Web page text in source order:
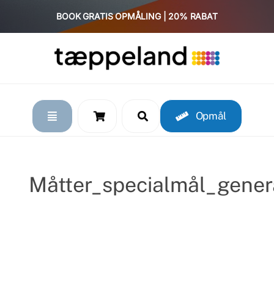
content
BOOK GRATIS OPMÅLING | 20% RABAT
Opmål